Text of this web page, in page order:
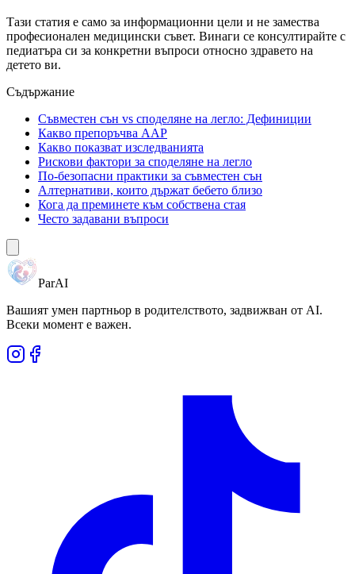
Тази статия е само за информационни цели и не замества
професионален медицински съвет. Винаги се консултирайте с
педиатъра си за конкретни въпроси относно здравето на
детето ви.
Съдържание
Съвместен сън vs споделяне на легло: Дефиниции
Какво препоръчва AAP
Какво показват изследванията
Рискови фактори за споделяне на легло
По-безопасни практики за съвместен сън
Алтернативи, които държат бебето близо
Кога да преминете към собствена стая
Често задавани въпроси
ParAI
Вашият умен партньор в родителството, задвижван от AI.
Всеки момент е важен.